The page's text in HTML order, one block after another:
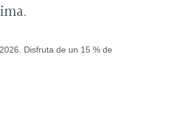
Disfruta de un 15 % de